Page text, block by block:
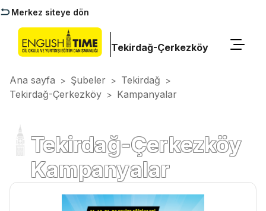
Merkez siteye dön
Tekirdağ-Çerkezköy
Ana sayfa > Şubeler > Tekirdağ >
Tekirdağ-Çerkezköy > Kampanyalar
Tekirdağ-Çerkezköy
Kampanyalar